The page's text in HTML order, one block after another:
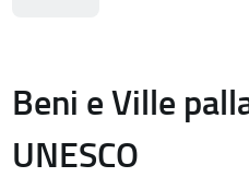
Beni e Ville
UNESCO